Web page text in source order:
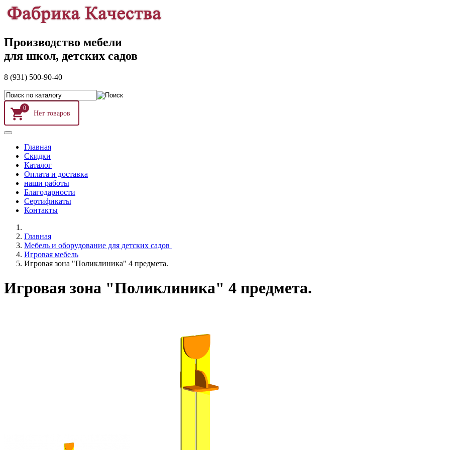
Производство мебели
для школ, детских садов
8 (931) 500-90-40
0
Главная
Скидки
Каталог
Оплата и доставка
наши работы
Благодарности
Сертификаты
Контакты
Главная
Мебель и оборудование для детских садов
Игровая мебель
Игровая зона "Поликлиника" 4 предмета.
Игровая зона "Поликлиника" 4 предмета.